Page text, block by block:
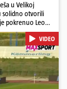
u Velikoj
solidno otvorili
pokrenuo Leon
su ovo bili prvi
u dresu
je u 41., 44.
Gorici upisao se i
smanjenje
Osijek je s tri
VIDEO